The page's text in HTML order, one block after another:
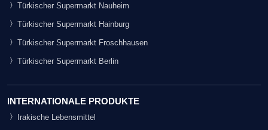
Türkischer Supermarkt Nauheim
Türkischer Supermarkt Hainburg
Türkischer Supermarkt Froschhausen
Türkischer Supermarkt Berlin
INTERNATIONALE PRODUKTE
Irakische Lebensmittel